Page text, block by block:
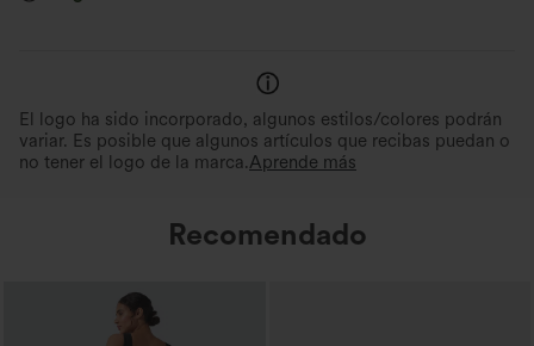
El logo ha sido incorporado, algunos estilos/colores podrán
variar. Es posible que algunos artículos que recibas puedan o
no tener el logo de la marca.Aprende más
Recomendado